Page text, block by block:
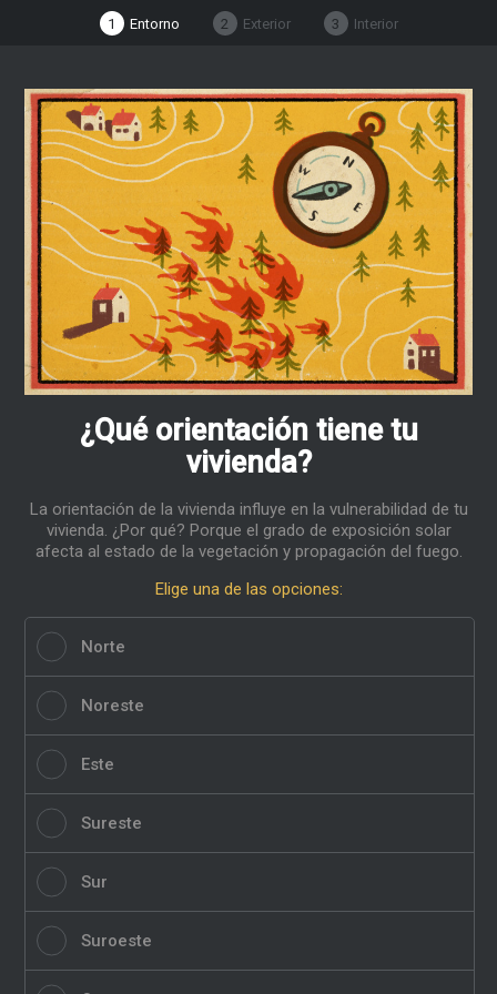
1 Entorno 2 Exterior 3 Interior
¿Qué orientación tiene tu
vivienda?
La orientación de la vivienda influye en la vulnerabilidad de tu
vivienda. ¿Por qué? Porque el grado de exposición solar
afecta al estado de la vegetación y propagación del fuego.
Elige una de las opciones:
Norte
Noreste
Este
Sureste
Sur
Suroeste